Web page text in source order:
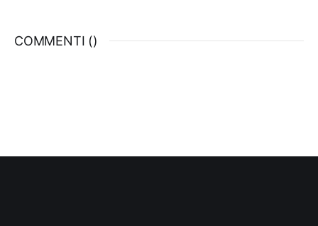
COMMENTI ()